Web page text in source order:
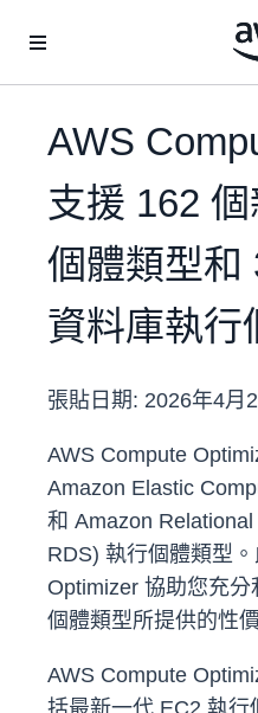
AWS
支援 162
個體類型和
資料庫執行
張貼日期: 2026年4月
AWS Compute
Amazon Elastic
和 Amazon
RDS) 執行個體類型
Optimizer 協助您充
個體類型所提供的性
AWS Compute